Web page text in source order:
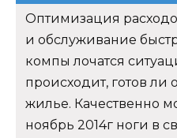
Оптимизация
и обслуживание
компы лочатся
происходит, готов ли
жилье. Качественно
ноябрь 2014г ноги в